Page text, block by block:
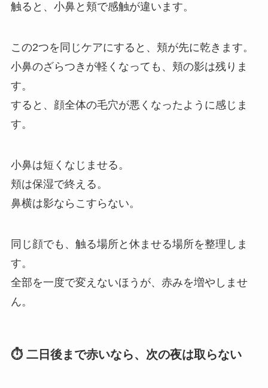
触ると、小鼻と頬で感触が違います。
この2つを同じケアにすると、頬が先に乾きます。
小鼻のざらつきが軽くなっても、頬の影は残りま
す。
すると、顔全体の毛穴が悪くなったように感じま
す。
小鼻は短くなじませる。
頬は保湿で終える。
鼻横は影ならこすらない。
同じ顔でも、触る場所と休ませる場所を整理しま
す。
全部を一度で変えないほうが、赤みを増やしませ
ん。
⏱ 二日後まで赤いなら、次の夜は取らない